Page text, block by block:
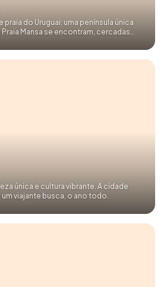
do Uruguai: uma península única
Praia Mansa se encontram, cercadas
única e cultura vibrante. A cidade
viajante busca, o ano todo.